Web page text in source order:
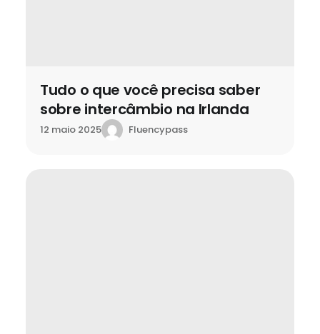
Tudo o que você precisa saber
sobre intercâmbio na Irlanda
12 maio 2025 Fluencypass